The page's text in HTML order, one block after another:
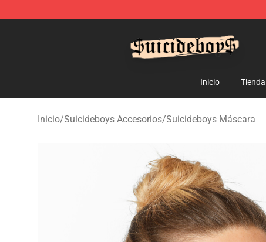
Inicio Tienda
Inicio/Suicideboys Accesorios/Suicideboys Máscara